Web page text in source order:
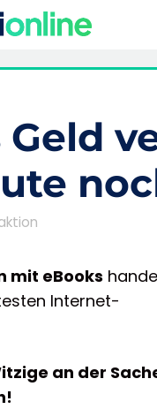
Geld
mit eBooks
Internet-
an der